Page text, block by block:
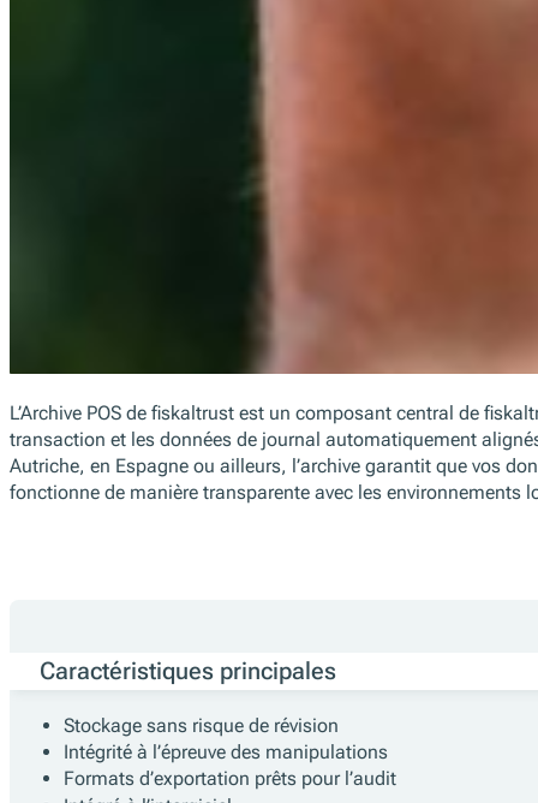
L’Archive POS de fiskaltrust est un composant central de
transaction et les données de journal automatiquement
Autriche, en Espagne ou ailleurs, l’archive garantit que vos
fonctionne de manière transparente avec les environnements
Caractéristiques principales
Stockage sans risque de révision
Intégrité à l’épreuve des manipulations
Formats d’exportation prêts pour l’audit